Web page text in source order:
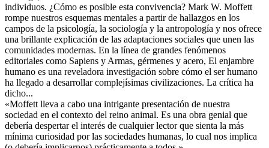
individuos. ¿Cómo es posible esta convivencia? Mark W. Moffett
rompe nuestros esquemas mentales a partir de hallazgos en los
campos de la psicología, la sociología y la antropología y nos ofrece
una brillante explicación de las adaptaciones sociales que unen las
comunidades modernas. En la línea de grandes fenómenos
editoriales como Sapiens y Armas, gérmenes y acero, El enjambre
humano es una reveladora investigación sobre cómo el ser humano
ha llegado a desarrollar complejísimas civilizaciones. La crítica ha
dicho...
«Moffett lleva a cabo una intrigante presentación de nuestra
sociedad en el contexto del reino animal. Es una obra genial que
debería despertar el interés de cualquier lector que sienta la más
mínima curiosidad por las sociedades humanas, lo cual nos implica